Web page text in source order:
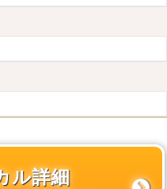
ル詳細